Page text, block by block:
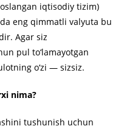
iqtisodiy tizim)
eng qimmatli valyuta bu
Agar siz
pul to‘lamayotgan
o‘zi — sizsiz.
nima?
tushunish uchun